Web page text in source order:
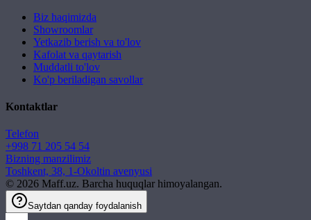
Biz haqimizda
Showroomlar
Yetkazib berish va to'lov
Kafolat va qaytarish
Muddatli to'lov
Ko'p beriladigan savollar
Kontaktlar
Telefon
+998 71 205 54 54
Bizning manzilimiz
Toshkent, 38, 1-Okoltin avenyusi
© 2026 Maff.uz. Barcha huquqlar himoyalangan.
Saytdan qanday foydalanish